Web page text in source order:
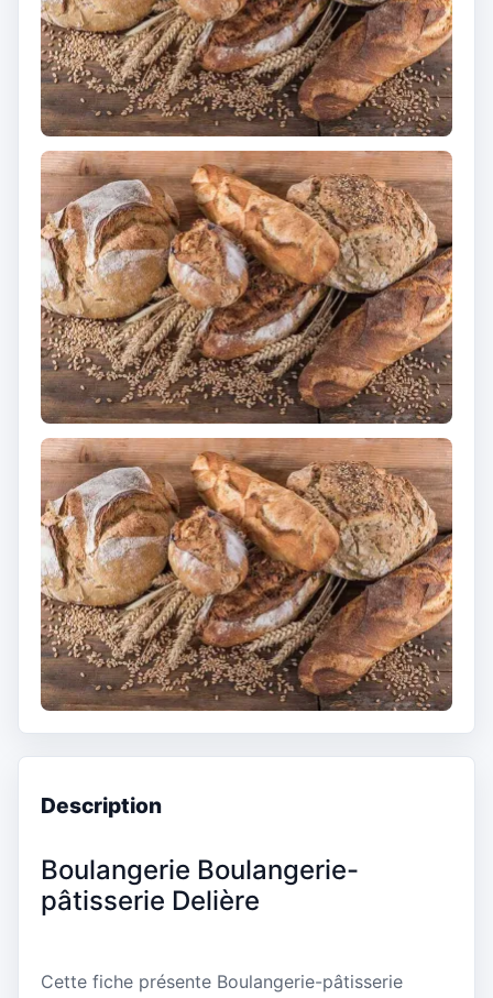
Description
Boulangerie Boulangerie-
pâtisserie Delière
Cette fiche présente Boulangerie-pâtisserie